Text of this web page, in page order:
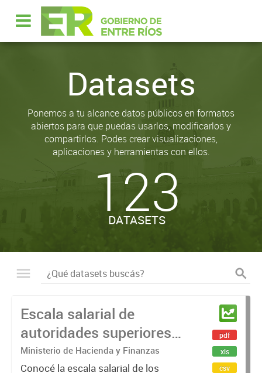
Datasets
Ponemos a tu alcance datos públicos en formatos
abiertos para que puedas usarlos, modificarlos y
compartirlos. Podes crear visualizaciones,
aplicaciones y herramientas con ellos.
123
DATASETS
Escala salarial de
autoridades superiores y
personal fuera de
Ministerio de Hacienda y Finanzas
Conocé la escala salarial de los
pdf
xls
csv